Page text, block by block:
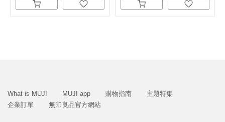
What is MUJI MUJI app 購物指南
主題特集
企業訂單
無印良品官方網站